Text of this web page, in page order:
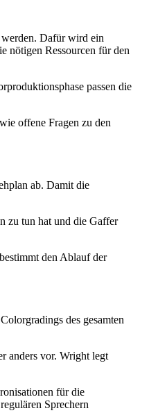
Dafür wird ein
nötigen Ressourcen für den
passen die
offene Fragen zu den
ab. Damit die
zu tun hat und die Gaffer
den Ablauf der
des gesamten
anders vor. Wright legt
für die
Sprechern